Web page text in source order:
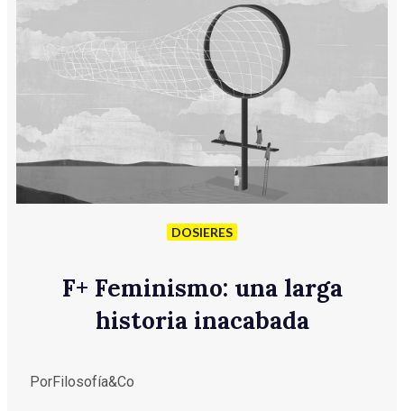
DOSIERES
F+ Feminismo: una larga
historia inacabada
PorFilosofía&Co